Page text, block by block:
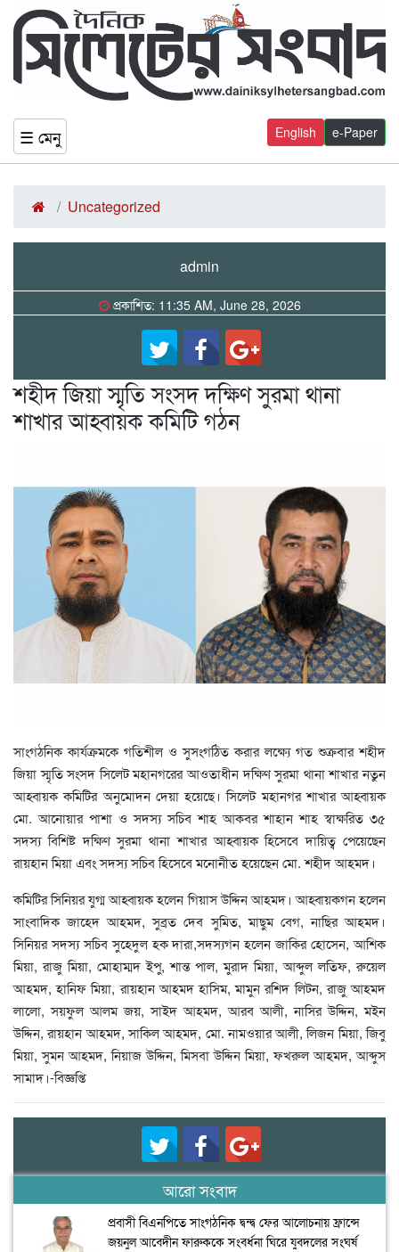
☰ মেনু e-Paper
English
Uncategorized
admin
প্রকাশিত: 11:35 AM, June 28, 2026
শহীদ জিয়া স্মৃতি সংসদ দক্ষিণ সুরমা থানা
শাখার আহ্বায়ক কমিটি গঠন
সাংগঠনিক কার্যক্রমকে গতিশীল ও সুসংগঠিত করার লক্ষ্যে গত শুক্রবার শহীদ
জিয়া স্মৃতি সংসদ সিলেট মহানগরের আওতাধীন দক্ষিণ সুরমা থানা শাখার নতুন
আহ্বায়ক কমিটির অনুমোদন দেয়া হয়েছে। সিলেট মহানগর শাখার আহ্বায়ক
মো. আনোয়ার পাশা ও সদস্য সচিব শাহ আকবর শাহান শাহ স্বাক্ষরিত ৩৫
সদস্য বিশিষ্ট দক্ষিণ সুরমা থানা শাখার আহ্বায়ক হিসেবে দায়িত্ব পেয়েছেন
রায়হান মিয়া এবং সদস্য সচিব হিসেবে মনোনীত হয়েছেন মো. শহীদ আহমদ।
কমিটির সিনিয়র যুগ্ম আহ্বায়ক হলেন গিয়াস উদ্দিন আহমদ। আহ্বায়কগন হলেন
সাংবাদিক জাহেদ আহমদ, সুব্রত দেব সুমিত, মাছুম বেগ, নাছির আহমদ।
সিনিয়র সদস্য সচিব সুহেদুল হক দারা,সদস্যগন হলেন জাকির হোসেন, আশিক
মিয়া, রাজু মিয়া, মোহাম্মদ ইপু, শান্ত পাল, মুরাদ মিয়া, আব্দুল লতিফ, রুয়েল
আহমদ, হানিফ মিয়া, রায়হান আহমদ হাসিম, মামুন রশিদ লিটন, রাজু আহমদ
লালো, সয়ফুল আলম জয়, সাইদ আহমদ, আরব আলী, নাসির উদ্দিন, মইন
উদ্দিন, রায়হান আহমদ, সাকিল আহমদ, মো. নামওয়ার আলী, লিজন মিয়া, জিবু
মিয়া, সুমন আহমদ, নিয়াজ উদ্দিন, মিসবা উদ্দিন মিয়া, ফখরুল আহমদ, আব্দুস
সামাদ।-বিজ্ঞপ্তি
আরো সংবাদ
প্রবাসী বিএনপিতে সাংগঠনিক দ্বন্দ্ব ফের আলোচনায় ফ্রান্সে
জয়নুল আবেদীন ফারুককে সংবর্ধনা ঘিরে যুবদলের সংঘর্ষ